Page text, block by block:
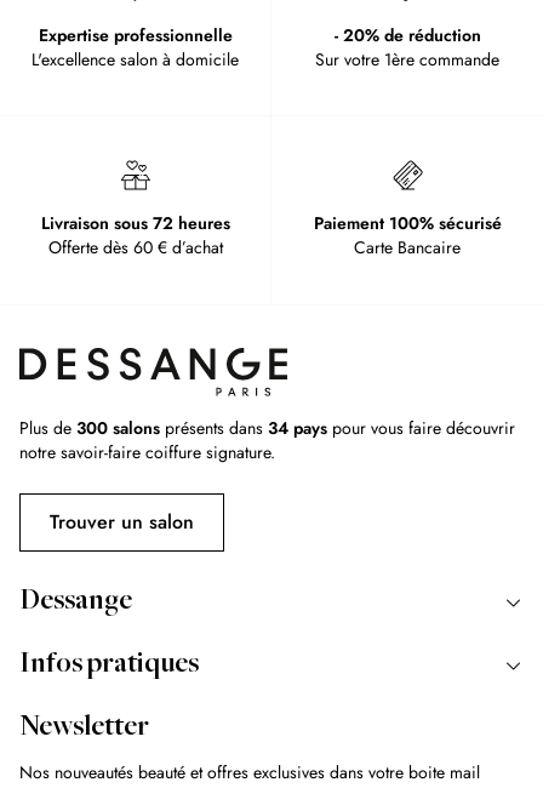
Expertise professionnelle
L'excellence salon à domicile
- 20% de réduction
Sur votre 1ère commande
Livraison sous 72 heures
Offerte dès 60 € d’achat
Paiement 100% sécurisé
Carte Bancaire
Plus de 300 salons présents dans 34 pays pour vous faire découvrir
notre savoir-faire coiffure signature.
Trouver un salon
Dessange
Infos pratiques
Newsletter
Nos nouveautés beauté et offres exclusives dans votre boite mail